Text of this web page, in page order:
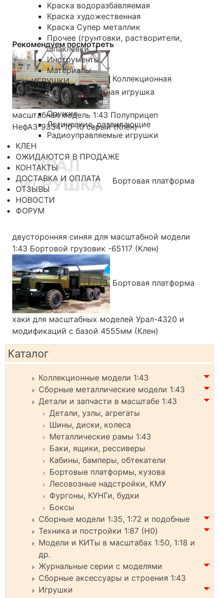
Краска водоразбавляемая
Краска художественная
Краска Супер металлик
Прочее (грунтовки, растворители,
шпаклевки...)
Инструменты
Материалы
ИГРУШКИ
Автотранспортная игрушка
Конструкторы
Оружие
Логические, развивающие
Радиоуправляемые игрушки
КЛЕН
ОЖИДАЮТСЯ В ПРОДАЖЕ
КОНТАКТЫ
ДОСТАВКА И ОПЛАТА
ОТЗЫВЫ
НОВОСТИ
ФОРУМ
Рекомендуем посмотреть
Коллекционная
масштабная модель 1:43 Полуприцеп
НефАЗ-9334-10-10 серый (Клен)
Бортовая платформа
двусторонняя синяя для масштабной модели
1:43 Бортовой грузовик -65117 (Клен)
Бортовая платформа
хаки для масштабных моделей Урал-4320 и
модификаций с базой 4555мм (Клен)
Каталог
Коллекционные модели 1:43
Сборные металлические модели 1:43
Детали и запчасти в масштабе 1:43
Детали, узлы, агрегаты
Шины, диски, колеса
Металлические рамы 1:43
Баки, ящики, рессиверы
Кабины, бамперы, обтекатели
Бортовые платформы, кузова
Лесовозные надстройки, КМУ
Фургоны, КУНГи, будки
Боксы
Сборные модели 1:35, 1:72 и подобные
Техника и постройки 1:87 (H0)
Модели и КИТы в масштабах 1:50, 1:18 и
др.
Журнальные серии с моделями
Сборные аксессуары и строения 1:43
Игрушки